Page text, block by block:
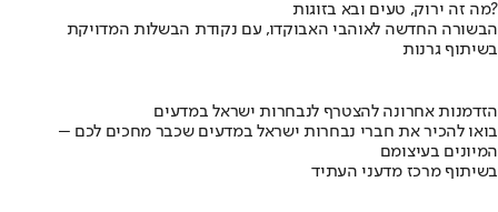
מה זה ירוק, טעים ובא בזוגות?
הבשורה החדשה לאוהבי האבוקדו, עם נקודת הבשלות המדויקת
בשיתוף גרנות
הזדמנות אחרונה להצטרף לנבחרות ישראל במדעים
בואו להכיר את חברי נבחרות ישראל במדעים שכבר מחכים לכם –
המיונים בעיצומם
בשיתוף מרכז מדעני העתיד